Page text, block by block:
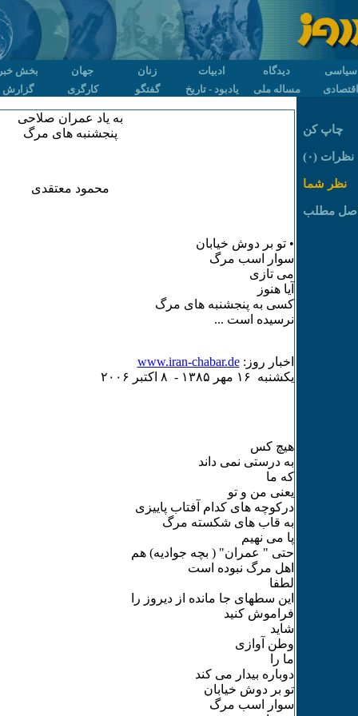
سیاسی دیدگاه ادبیات زنان جهان بخش خبر
اقتصادی مساله ملی یادبود - تاریخ گفتگو کارگری گزارش
به یاد عمران صلاحی
پنجشنبه های مرگ
محمود معتقدی
• تو بر دوش خیابان
سوار اسب مرگ
می تازی
آیا هنوز
کسی به پنجشنبه های مرگ
نرسیده است ...
اخبار روز:www.iran-chabar.de
يکشنبه ۱۶ مهر ۱٣٨۵ - ٨ اکتبر ۲۰۰۶
هیچ کس
به درستی نمی داند
که ما
یعنی من و تو
درکوچه های کدام آفتاب پاییزی
به قاب های شکسته مرگ
پا می نهیم
حتی " عمران" ( بچه جوادیه) هم
اهل مرگ نبوده است
لطفا
این سطهای جا مانده از دیروز را
فراموش کنید
شاید
وطن آوازی
ما را
دوباره بیدار می کند
تو بر دوش خیابان
سوار اسب مرگ
چاپ کن
نظرات (۰)
نظر شما
اصل مطلب